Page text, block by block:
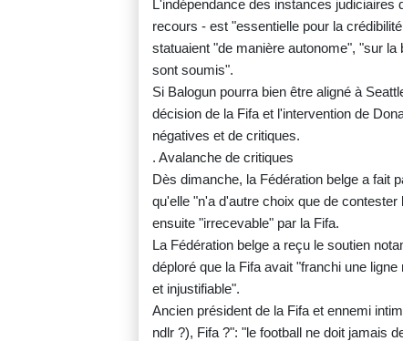
L'indépendance des instances
recours - est "essentielle pour la
statuaient "de manière autonome", "sur
sont soumis".
Si Balogun pourra bien être aligné à
décision de la Fifa et l'intervention de
négatives et de critiques.
. Avalanche de critiques
Dès dimanche, la Fédération belge a fait
qu'elle "n'a d'autre choix que de
ensuite "irrecevable" par la Fifa.
La Fédération belge a reçu le soutien
déploré que la Fifa avait "franchi une
et injustifiable".
Ancien président de la Fifa et ennemi
ndlr ?), Fifa ?": "le football ne doit jamais